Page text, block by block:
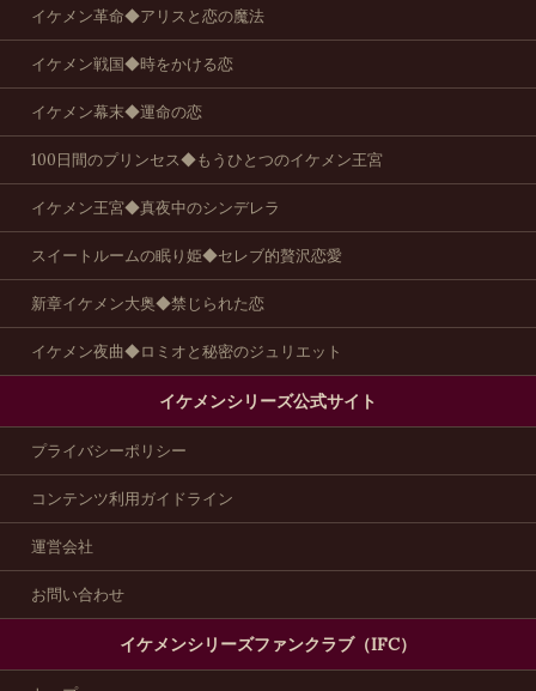
イケメン革命◆アリスと恋の魔法
イケメン戦国◆時をかける恋
イケメン幕末◆運命の恋
100日間のプリンセス◆もうひとつのイケメン王宮
イケメン王宮◆真夜中のシンデレラ
スイートルームの眠り姫◆セレブ的贅沢恋愛
新章イケメン大奥◆禁じられた恋
イケメン夜曲◆ロミオと秘密のジュリエット
イケメンシリーズ公式サイト
プライバシーポリシー
コンテンツ利用ガイドライン
運営会社
お問い合わせ
イケメンシリーズファンクラブ（IFC）